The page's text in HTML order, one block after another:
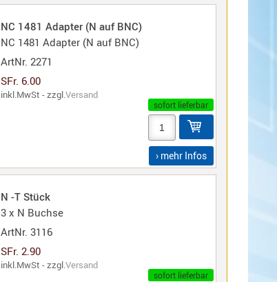
NC 1481 Adapter (N auf BNC)
NC 1481 Adapter (N auf BNC)
ArtNr. 2271
SFr. 6.00
inkl.MwSt - zzgl.Versand
sofort lieferbar
› mehr Infos
N -T Stück
3 x N Buchse
ArtNr. 3116
SFr. 2.90
inkl.MwSt - zzgl.Versand
sofort lieferbar